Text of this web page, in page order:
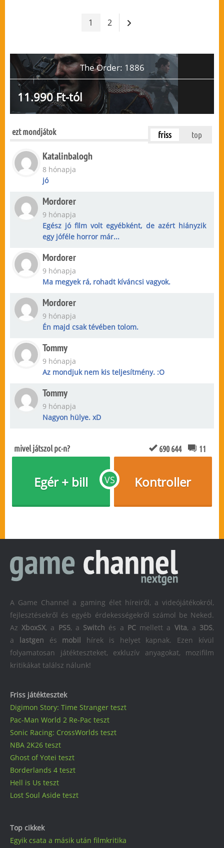
1 2
The Order: 1886
11.990 Ft-tól
ezt mondjátok friss top
Katalinbalogh
8 hónapja
jó
Mordorer
9 hónapja
Egész jó film volt egyébként, de azért hiányzik
egy jóféle horror már...
Mordorer
9 hónapja
Ma megyek rá, rohadt kíváncsi vagyok.
Mordorer
9 hónapja
Én majd csak tévében tolom.
Tommy
9 hónapja
Az mondjuk nem kis teljesítmény. :O
Tommy
9 hónapja
Nagyon hülye. xD
mivel játszol pc-n? 690 644 11
VS
Egér + bill Kontroller
Friss játéktesztek
Digimon Story: Time Stranger teszt
Pac-Man World 2 Re-Pac teszt
Sonic Racing: CrossWorlds teszt
NBA 2K26 teszt
Ghost of Yotei teszt
Borderlands 4 teszt
Hell is Us teszt
Lost Soul Aside teszt
Top cikkek
Egyik csata a másik után filmkritika
A Game Channel a gaming élet híreiről, a videójátékokról,
fejlesztésekről és egyéb érdekességekről számol be Neked.
AzXboxSX, a PS5, a Switch és a PCmellett a Vita, a 3DS,
a lastgen és mobil hírek is helyet kapnak. Ezen kívül
folyamatosan játékteszteket, exkluzív anyagokat, mozifilm
kritikákat találsz nálunk!